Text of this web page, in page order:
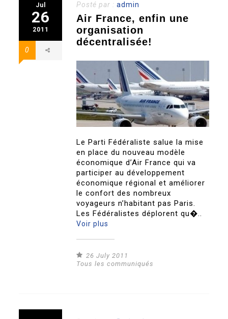
Jul
26
2011
0
Posté par :admin
Air France, enfin une
organisation
décentralisée!
Le Parti Fédéraliste salue la mise
en place du nouveau modèle
économique d’Air France qui va
participer au développement
économique régional et améliorer
le confort des nombreux
voyageurs n’habitant pas Paris.
Les Fédéralistes déplorent qu�..
Voir plus
26 July 2011
Tous les communiqués